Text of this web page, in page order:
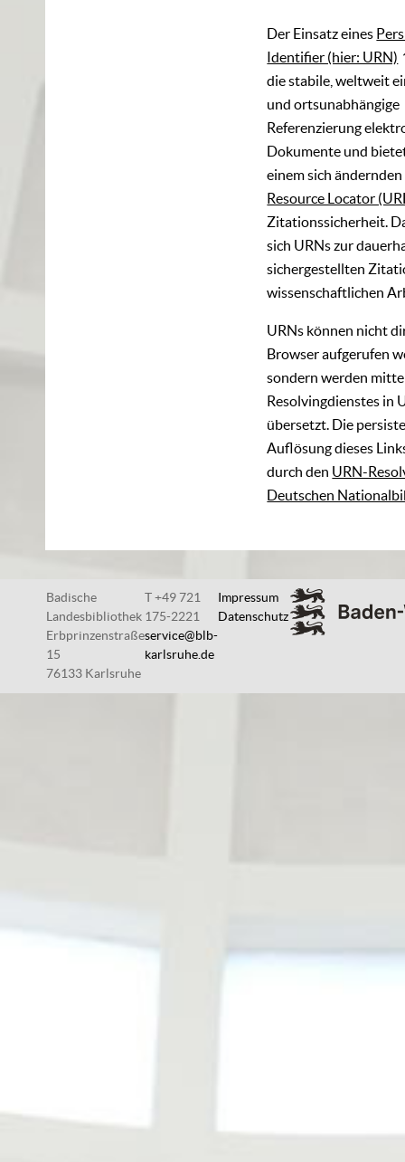
Der Einsatz eines
Identifier (hier: URN)
die stabile, weltweit
und ortsunabhängige
Referenzierung
Dokumente und
einem sich ändernden
Resource Locator
Zitationssicherheit.
sich URNs zur
sichergestellten
wissenschaftlichen
URNs können nicht
Browser aufgerufen
sondern werden
Resolvingdienstes in
übersetzt. Die
Auflösung dieses
durch den URN-
Deutschen
Badische
Landesbibliothek
Erbprinzenstraße
15
76133 Karlsruhe
T +49 721
175-2221
service@blb-
karlsruhe.de
Impressum
Datenschutz